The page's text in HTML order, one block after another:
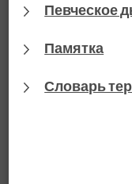
Певческое
Памятка
Словарь